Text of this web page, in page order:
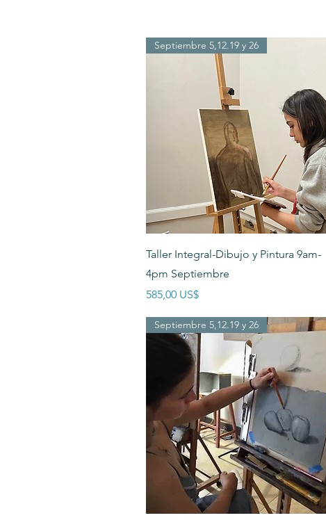
Vista rápida
Septiembre 5,12.19 y 26
Taller Integral-Dibujo y Pintura 9am-
4pm Septiembre
Precio
585,00 US$
Septiembre 5,12.19 y 26